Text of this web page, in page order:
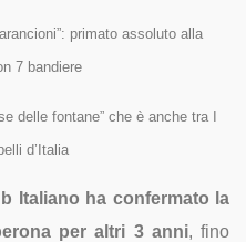
primato assoluto alla
7 bandiere
delle fontane” che è anche tra I
d’Italia
Italiano ha confermato la
per altri 3 anni, fino